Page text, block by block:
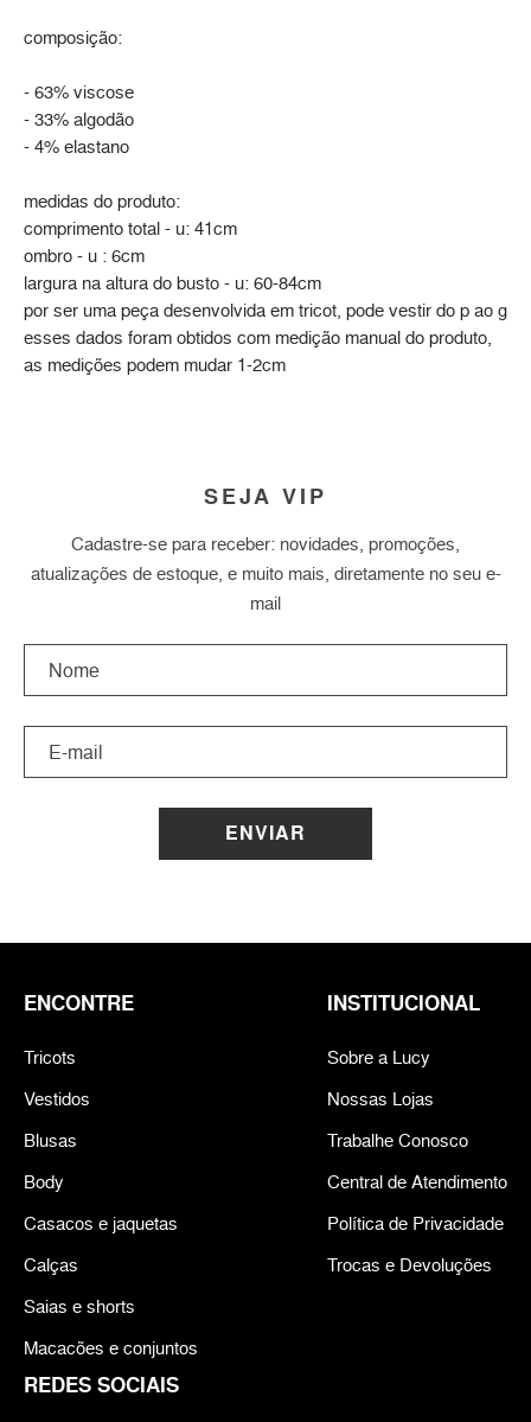
composição:
- 63% viscose
- 33% algodão
- 4% elastano
medidas do produto:
comprimento total - u: 41cm
ombro - u : 6cm
largura na altura do busto - u: 60-84cm
por ser uma peça desenvolvida em tricot, pode vestir do p ao g
esses dados foram obtidos com medição manual do produto,
as medições podem mudar 1-2cm
SEJA VIP
Cadastre-se para receber: novidades, promoções,
atualizações de estoque, e muito mais, diretamente no seu e-
mail
ENVIAR
REDES SOCIAIS
ENCONTRE
Tricots
Vestidos
Blusas
Body
Casacos e jaquetas
Calças
Saias e shorts
Macacões e conjuntos
INSTITUCIONAL
Sobre a Lucy
Nossas Lojas
Trabalhe Conosco
Central de Atendimento
Política de Privacidade
Trocas e Devoluções